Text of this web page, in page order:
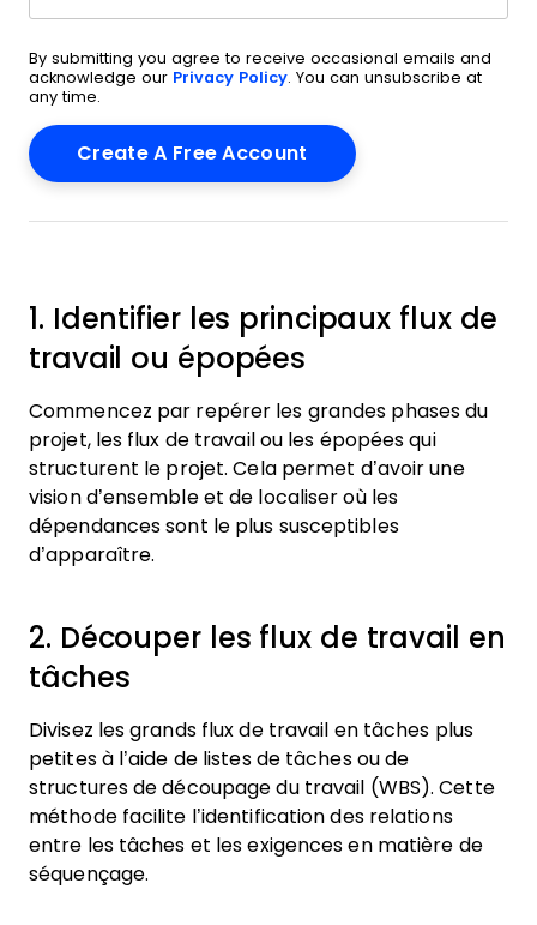
By submitting you agree to receive occasional emails and
acknowledge our Privacy Policy. You can unsubscribe at
any time.
1. Identifier les principaux flux de
travail ou épopées
Commencez par repérer les grandes phases du
projet, les flux de travail ou les épopées qui
structurent le projet. Cela permet d’avoir une
vision d’ensemble et de localiser où les
dépendances sont le plus susceptibles
d’apparaître.
2. Découper les flux de travail en
tâches
Divisez les grands flux de travail en tâches plus
petites à l’aide de listes de tâches ou de
structures de découpage du travail (WBS). Cette
méthode facilite l’identification des relations
entre les tâches et les exigences en matière de
séquençage.